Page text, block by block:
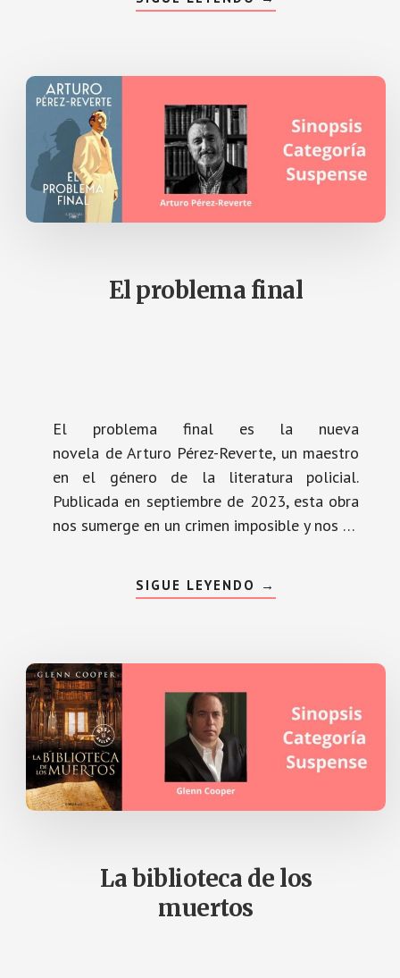
DE
El problema final
El problema final es la nueva
novela de Arturo Pérez-Reverte, un maestro
en el género de la literatura policial.
Publicada en septiembre de 2023, esta obra
nos sumerge en un crimen imposible y nos …
SIGUE LEYENDO ACERCA
DE
→
La biblioteca de los
muertos